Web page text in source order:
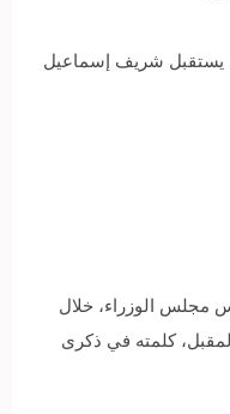
يستقبل شريف إسماعيل
مجلس الوزراء، خلال
المقبل، كلمته في ذكرى